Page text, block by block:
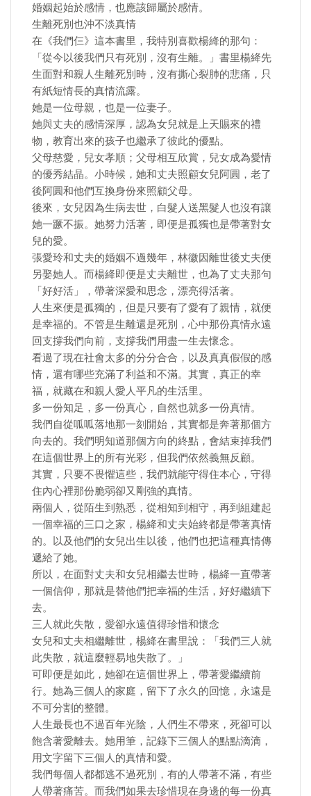
婚姻起始於感情，也應該歸屬於感情。
生離死別也沖不淡真情
在《我們仨》這本書里，我特別喜歡楊絳的那句：
「從今以後我們只有死別，沒有生離。」書里楊絳先
生面對和親人生離死別時，沒有撕心裂肺的悲痛，只
有紙短情長的真情流露。
她是一位母親，也是一位妻子。
她與丈夫的感情深厚，認為女兒就是上天賜來的禮
物，教育出來的孩子也繼承了彼此的優點。
父母慈愛，兒女孝順；父母相互欣賞，兒女成為愛情
的優秀結晶。小時候，她和丈夫照顧女兒阿圓，老了
後阿圓和他們互換身份來照顧父母。
後來，女兒因為生病去世，白髮人送黑髮人也沒有讓
她一蹶不振。她努力活著，即便是孤獨也是帶著對女
兒的愛。
張愛玲和丈夫的婚姻不過幾年，林徽因離世後丈夫便
另娶她人。而楊絳即便是丈夫離世，也為了丈夫那句
「好好活」，帶著深愛和思念，漂亮得活著。
人生來便是孤獨的，但是只要有了愛有了親情，就便
是幸福的。不管是生離還是死別，心中那份真情永遠
回支撐我們向前，支撐我們用盡一生去懷念。
看過了現在社會太多的分分合合，以及真真假假的感
情，還有哪些充滿了利益和不滿。其實，真正的幸
福，就藏在和親人愛人平凡的生活里。
多一份知足，多一份真心，自然也就多一份真情。
我們自從呱呱落地那一刻開始，其實都是奔著那個方
向去的。我們明知道那個方向的終點，會結束掉我們
在這個世界上的所有光彩，但我們依然義無反顧。
其實，只要不畏懼這些，我們就能守得住本心，守得
住內心裡那份脆弱卻又剛強的真情。
兩個人，從陌生到熟悉，從相知到相守，再到組建起
一個幸福的三口之家，楊絳和丈夫始終都是帶著真情
的。以及他們的女兒出生以後，他們也把這種真情傳
遞給了她。
所以，在面對丈夫和女兒相繼去世時，楊絳一直帶著
一個信仰，那就是替他們把幸福的生活，好好繼續下
去。
三人就此失散，愛卻永遠值得珍惜和懷念
女兒和丈夫相繼離世，楊絳在書里說：「我們三人就
此失散，就這麼輕易地失散了。」
可即便是如此，她卻在這個世界上，帶著愛繼續前
行。她為三個人的家庭，留下了永久的回憶，永遠是
不可分割的整體。
人生最長也不過百年光陰，人們生不帶來，死卻可以
飽含著愛離去。她用筆，記錄下三個人的點點滴滴，
用文字留下三個人的真情和愛。
我們每個人都都逃不過死別，有的人帶著不滿，有些
人帶著痛苦。而我們如果去珍惜現在身邊的每一份真